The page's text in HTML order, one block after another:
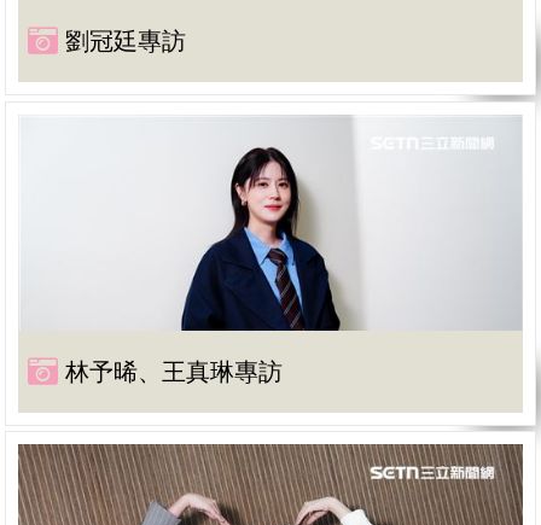
劉冠廷專訪
林予晞、王真琳專訪